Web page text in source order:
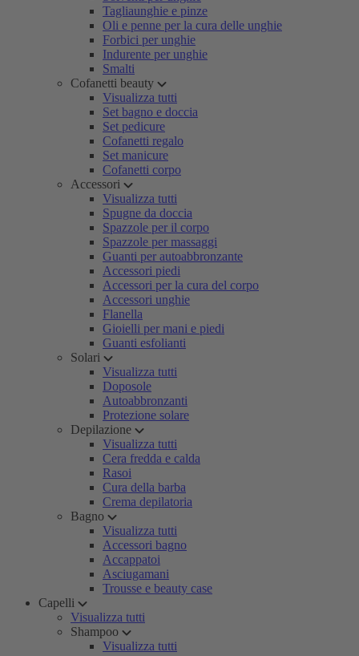
Tagliaunghie e pinze
Oli e penne per la cura delle unghie
Forbici per unghie
Indurente per unghie
Smalti
Cofanetti beauty
Visualizza tutti
Set bagno e doccia
Set pedicure
Cofanetti regalo
Set manicure
Cofanetti corpo
Accessori
Visualizza tutti
Spugne da doccia
Spazzole per il corpo
Spazzole per massaggi
Guanti per autoabbronzante
Accessori piedi
Accessori per la cura del corpo
Accessori unghie
Flanella
Gioielli per mani e piedi
Guanti esfolianti
Solari
Visualizza tutti
Doposole
Autoabbronzanti
Protezione solare
Depilazione
Visualizza tutti
Cera fredda e calda
Rasoi
Cura della barba
Crema depilatoria
Bagno
Visualizza tutti
Accessori bagno
Accappatoi
Asciugamani
Trousse e beauty case
Capelli
Visualizza tutti
Shampoo
Visualizza tutti